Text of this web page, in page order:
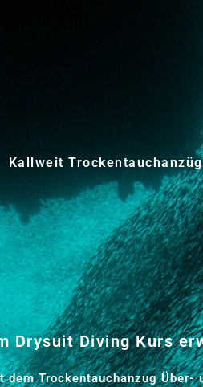
Kallweit
Drysuit Diving Kurs
dem Trockentauchanzug Über-